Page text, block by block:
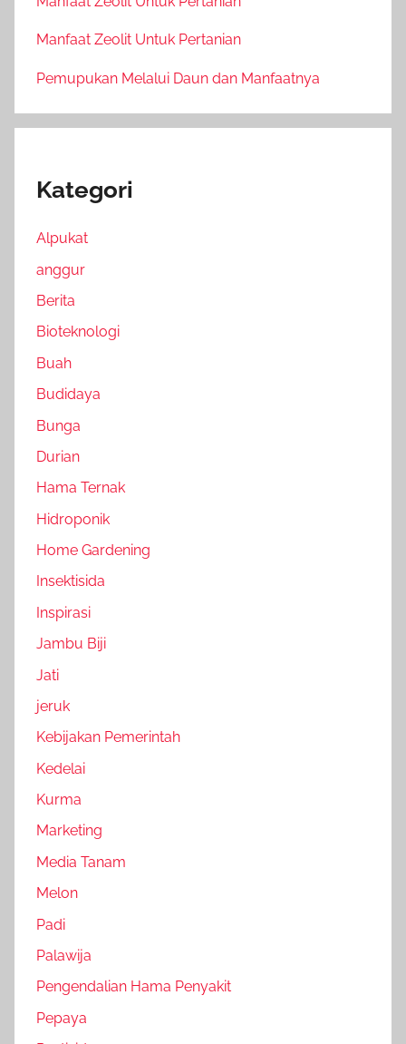
Manfaat Zeolit Untuk Pertanian
Pemupukan Melalui Daun dan Manfaatnya
Kategori
Alpukat
anggur
Berita
Bioteknologi
Buah
Budidaya
Bunga
Durian
Hama Ternak
Hidroponik
Home Gardening
Insektisida
Inspirasi
Jambu Biji
Jati
jeruk
Kebijakan Pemerintah
Kedelai
Kurma
Marketing
Media Tanam
Melon
Padi
Palawija
Pengendalian Hama Penyakit
Pepaya